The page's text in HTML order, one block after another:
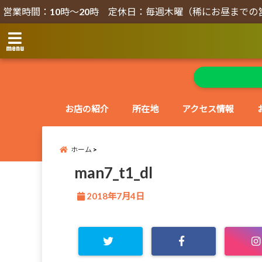
営業時間：10時～20時 定休日：毎週木曜（稀にお昼までの
menu
お店の紹介 所在地 アクセス情報
ホーム
man7_t1_dl
2018年7月4日